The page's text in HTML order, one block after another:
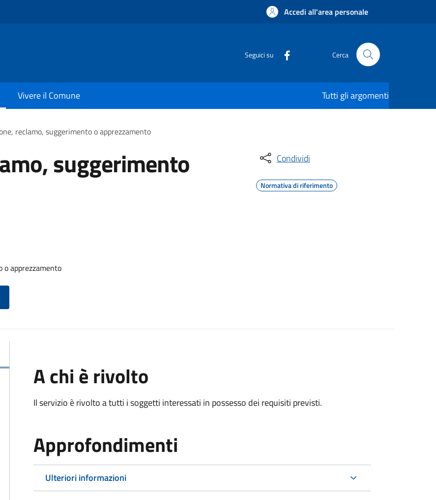
Accedi all'area personale
Seguici su Cerca
Vivere il Comune Tutti gli argomenti
reclamo, suggerimento o apprezzamento
suggerimento
o apprezzamento
Condividi
Normativa di riferimento
A chi è rivolto
Il servizio è rivolto a tutti i soggetti interessati in possesso dei requisiti previsti.
Approfondimenti
Ulteriori informazioni